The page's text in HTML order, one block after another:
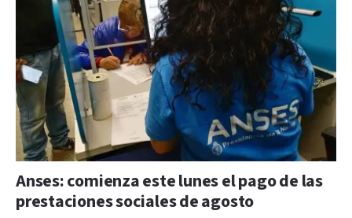
Anses: comienza este lunes el pago de las
prestaciones sociales de agosto